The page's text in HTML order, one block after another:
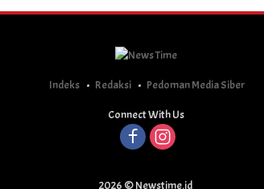
Indeks Redaksi Pedoman Media Siber
Connect With Us
2026 © Newstime.id